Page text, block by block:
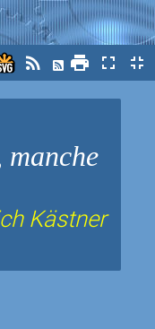
rss_feed print fullscreen fullscreen_exit
manche
Kästner